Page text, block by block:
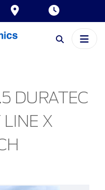
DURATEC
X